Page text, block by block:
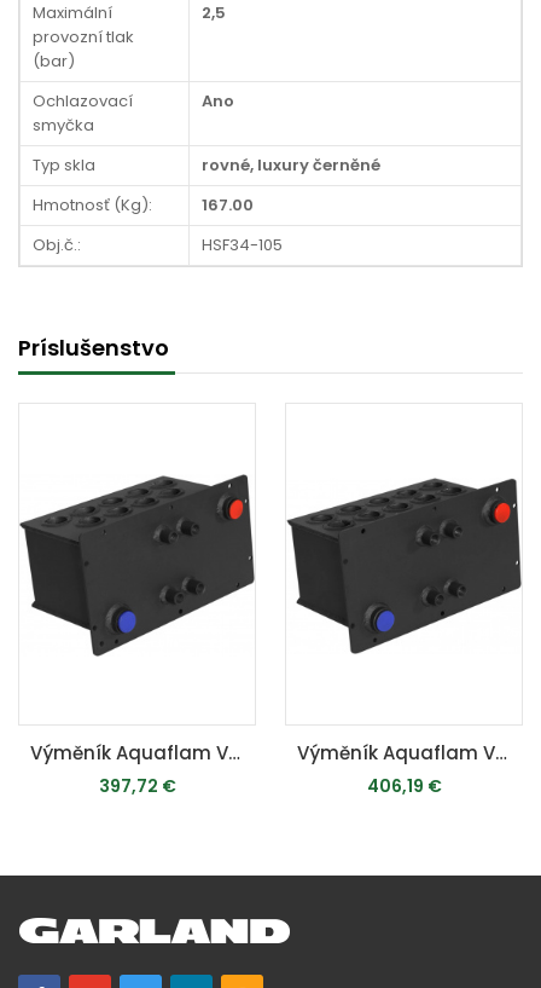
Maximální
provozní tlak
(bar)
2,5
Ochlazovací
smyčka
Ano
Typ skla
rovné, luxury černěné
Hmotnosť (Kg):
167.00
Obj.č.:
HSF34-105
Príslušenstvo
Výměník Aquaflam VARIO 5kW - teplovodní krbová kamna
397,72 €
Výměník Aquaflam VARIO 7kW - teplovodní krbová kamna
406,19 €